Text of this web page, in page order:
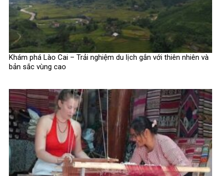
Khám phá Lào Cai – Trải nghiệm du lịch gắn với thiên nhiên và
bản sắc vùng cao